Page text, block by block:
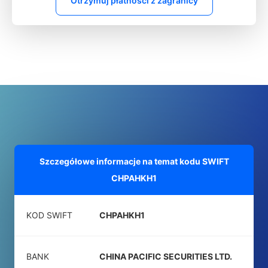
Szczegółowe informacje na temat kodu SWIFT
CHPAHKH1
KOD SWIFT CHPAHKH1
BANK CHINA PACIFIC SECURITIES LTD.